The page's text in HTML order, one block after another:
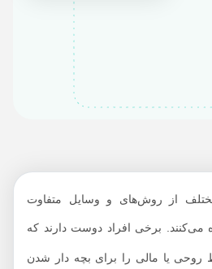
کاندوم مردانه بهتر است
یا کاندوم زنانه؟
از روش‌های و وسایل متفاوت
برخی افراد دوست دارند که
یا مالی را برای بچه دار شدن